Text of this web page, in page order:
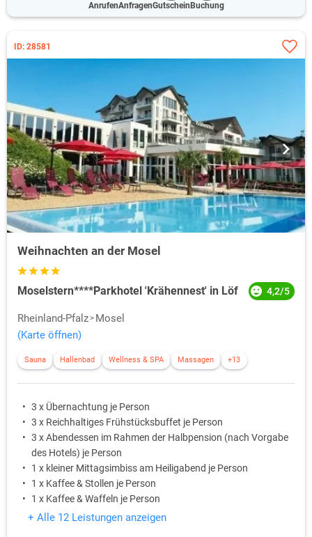
AnrufenAnfragenGutschein Buchung
ID: 28581
Weihnachten an der Mosel
Moselstern****Parkhotel 'Krähennest' in Löf 4,2/5
Rheinland-Pfalz
Mosel
(Karte öffnen)
Sauna Hallenbad Wellness & SPA Massagen +13
3 x Übernachtung je Person
3 x Reichhaltiges Frühstücksbuffet je Person
3 x Abendessen im Rahmen der Halbpension (nach Vorgabe
des Hotels) je Person
1 x kleiner Mittagsimbiss am Heiligabend je Person
1 x Kaffee & Stollen je Person
1 x Kaffee & Waffeln je Person
+ Alle 12 Leistungen anzeigen